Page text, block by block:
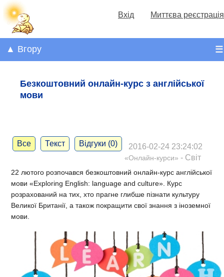
Вхід Миттєва реєстрація
☰
▲ Вгору
Безкоштовний онлайн-курс з англійської
мови
Все Текст Відгуки (0) 2016-02-24 23:24:02
«Онлайн-курси» - Світ
22 лютого розпочався безкоштовний онлайн-курс англійської
мови «Exploring English: language and culture». Курс
розрахований на тих, хто прагне глибше пізнати культуру
Великої Британії, а також покращити свої знання з іноземної
мови.